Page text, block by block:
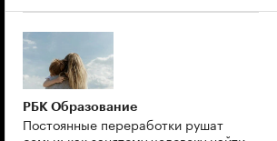
РБК Образование
Постоянные переработки рушат